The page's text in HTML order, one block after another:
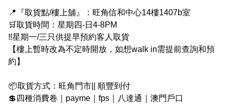
📍『取貨點/樓上舖』：旺角信和中心14樓1407b室
🛒取貨時間：星期四-日4-8PM
‼️星期一/三只供提早預約客人取貨
【樓上暫時改為不定時開放，如想walk in需提前查詢和預
約】
📦取貨方式：旺角門市|| 順豐到付
💲四種消費卷｜payme｜fps｜八達通｜澳門戶口